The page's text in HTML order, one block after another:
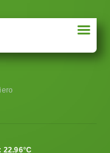
☰
22.96°C